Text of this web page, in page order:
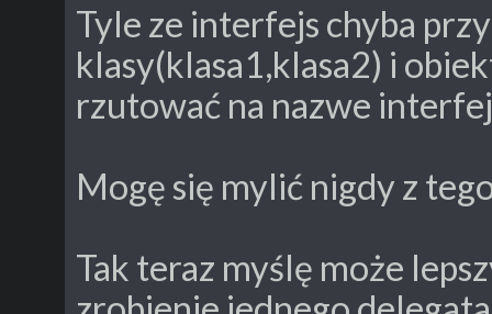
Tyle ze interfejs chyba
klasy(klasa1,klasa2) i
rzutować na nazwe
Mogę się mylić nigdy z
Tak teraz myślę może